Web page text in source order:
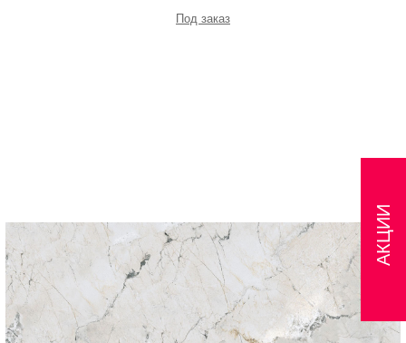
Под заказ
АКЦИИ